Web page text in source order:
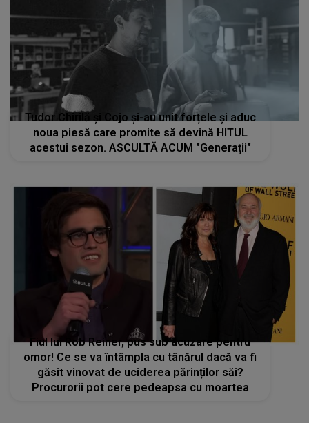
Tudor Chirilă și Cojo și-au unit forțele și aduc
noua piesă care promite să devină HITUL
acestui sezon. ASCULTĂ ACUM "Generații"
Fiul lui Rob Reiner, pus sub acuzare pentru
omor! Ce se va întâmpla cu tânărul dacă va fi
găsit vinovat de uciderea părinților săi?
Procurorii pot cere pedeapsa cu moartea